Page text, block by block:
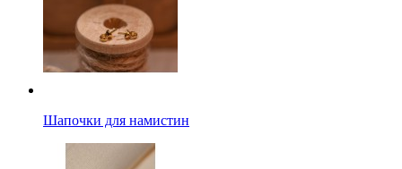
Шапочки для намистин